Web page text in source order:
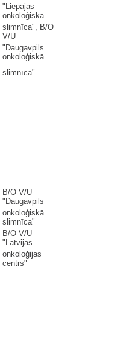
"Liepājas
onkoloģiskā
slimnīca", B/O
V/U
"Daugavpils
onkoloģiskā
slimnīca"
B/O V/U
"Daugavpils
onkoloģiskā
slimnīca"
B/O V/U
"Latvijas
onkoloģijas
centrs"